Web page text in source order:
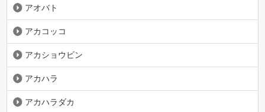
アオバト
アカコッコ
アカショウビン
アカハラ
アカハラダカ